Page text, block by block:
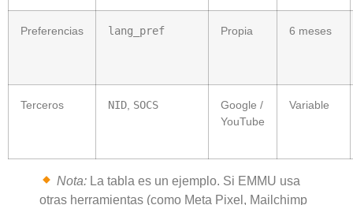
Preferencias lang_pref Propia 6 meses
Terceros NID SOCS
Google /
YouTube
Variable
Nota: La tabla es un ejemplo. Si EMMU usa
otras herramientas (como Meta Pixel, Mailchimp